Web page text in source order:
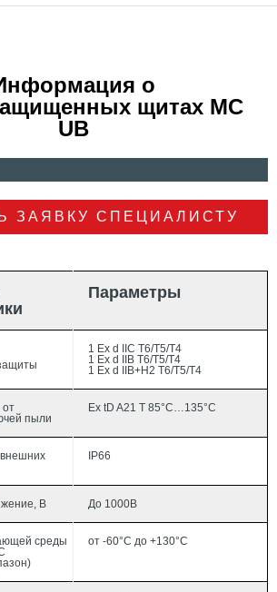
о
щитах MC
UB
ЗАЯВКУ СПЕЦИАЛИСТУ
Параметры
1 Ex d IIC T6/T5/T4
1 Ex d IIB T6/T5/T4
1 Ex d IIB+H2 T6/T5/T4
от
пыли
Ex tD A21 T 85°С…135°С
IP66
В До 1000В
среды
от -60°С до +130°С